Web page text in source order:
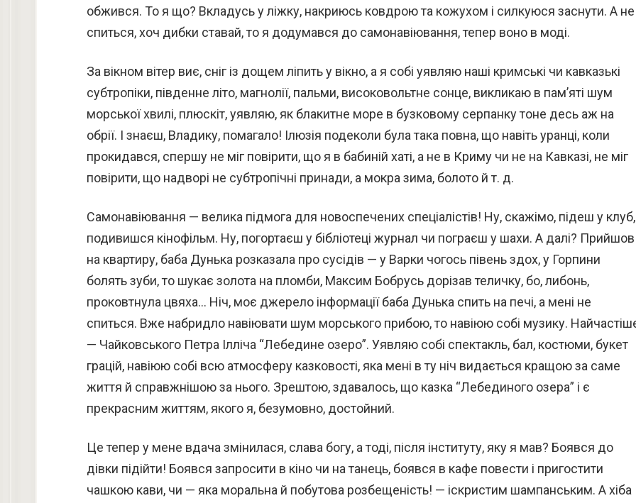
обжився. То я що? Вкладусь у ліжку, накриюсь ковдрою та кожухом і силкуюся заснути. А не
спиться, хоч дибки ставай, то я додумався до самонавіювання, тепер воно в моді.
За вікном вітер виє, сніг із дощем ліпить у вікно, а я собі уявляю наші кримські чи кавказькі
субтропіки, південне літо, магнолії, пальми, високовольтне сонце, викликаю в пам’яті шум
морської хвилі, плюскіт, уявляю, як блакитне море в бузковому серпанку тоне десь аж на
обрії. І знаєш, Владику, помагало! Ілюзія подеколи була така повна, що навіть уранці, коли
прокидався, спершу не міг повірити, що я в бабиній хаті, а не в Криму чи не на Кавказі, не міг
повірити, що надворі не субтропічні принади, а мокра зима, болото й т. д.
Самонавіювання — велика підмога для новоспечених спеціалістів! Ну, скажімо, підеш у клуб,
подивишся кінофільм. Ну, погортаєш у бібліотеці журнал чи пограєш у шахи. А далі? Прийшов
на квартиру, баба Дунька розказала про сусідів — у Варки чогось півень здох, у Горпини
болять зуби, то шукає золота на пломби, Максим Бобрусь дорізав теличку, бо, либонь,
проковтнула цвяха… Ніч, моє джерело інформації баба Дунька спить на печі, а мені не
спиться. Вже набридло навіювати шум морського прибою, то навіюю собі музику.
— Чайковського Петра Ілліча “Лебедине озеро”. Уявляю собі спектакль, бал, костюми, букет
грацій, навіюю собі всю атмосферу казковості, яка мені в ту ніч видається кращою за саме
життя й справжнішою за нього. Зрештою, здавалось, що казка “Лебединого озера” і є
прекрасним життям, якого я, безумовно, достойний.
Це тепер у мене вдача змінилася, слава богу, а тоді, після інституту, яку я мав? Боявся до
дівки підійти! Боявся запросити в кіно чи на танець, боявся в кафе повести і пригостити
чашкою кави, чи — яка моральна й побутова розбещеність! — іскристим шампанським. А хіба